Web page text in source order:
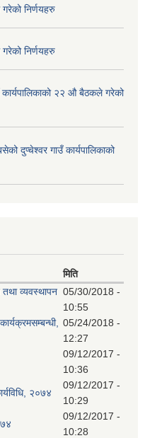
निर्णयहरु
निर्णयहरु
२२ औ बैठकले गरेको
दुप्चेश्वर गाउँ कार्यपालिकाको
मिति
तथा व्यवस्थापन 05/30/2018 -
10:55
05/24/2018 -
12:27
09/12/2017 -
10:36
२०७४
09/12/2017 -
10:29
09/12/2017 -
10:28